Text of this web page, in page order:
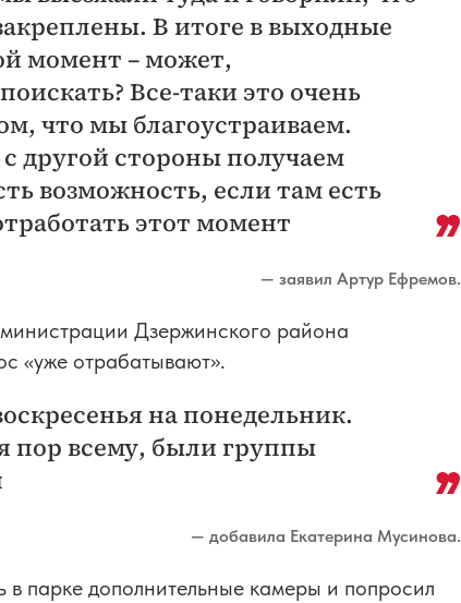
В итоге в выходные
момент – может,
Все-таки это очень
что мы благоустраиваем.
другой стороны получаем
возможность, если там есть
этот момент
— заявил Артур Ефремов.
Дзержинского района
«уже отрабатывают».
на понедельник.
пор всему, были группы
— добавила Екатерина Мусинова.
парке дополнительные камеры и попросил